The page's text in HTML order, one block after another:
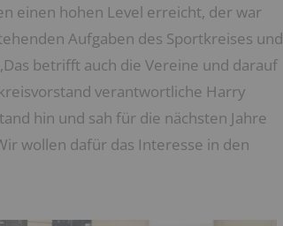
einen hohen Level erreicht, der war
Aufgaben des Sportkreises und
betrifft auch die Vereine und darauf
verantwortliche Harry
hin und sah für die nächsten Jahre
wollen dafür das Interesse in den